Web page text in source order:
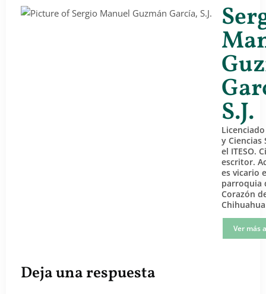
S.J.
y Ciencias
el ITESO.
escritor.
es vicario
parroquia
Corazón
Ver más
Deja una respuesta